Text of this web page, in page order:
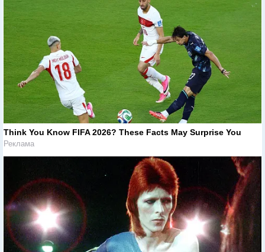
Think You Know FIFA 2026? These Facts May Surprise You
Реклама